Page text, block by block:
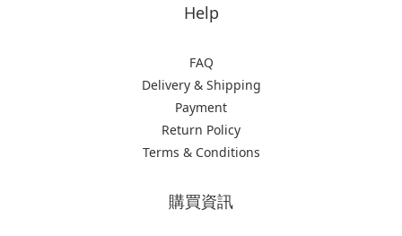
Help
FAQ
Delivery & Shipping
Payment
Return Policy
Terms & Conditions
購買資訊